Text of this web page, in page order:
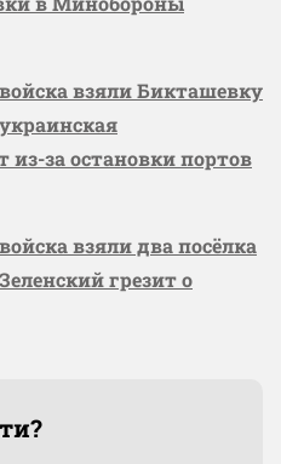
взяли Бикташевку
за остановки портов
взяли два посёлка
грезит о